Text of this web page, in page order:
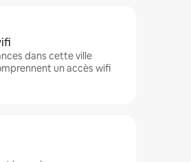
dans cette ville
un accès wifi